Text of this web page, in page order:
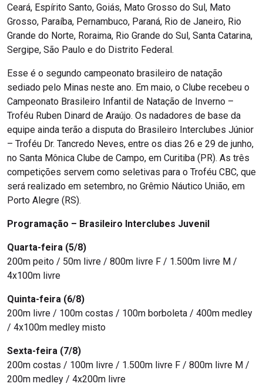
Ceará, Espírito Santo, Goiás, Mato Grosso do Sul, Mato
Grosso, Paraíba, Pernambuco, Paraná, Rio de Janeiro, Rio
Grande do Norte, Roraima, Rio Grande do Sul, Santa Catarina,
Sergipe, São Paulo e do Distrito Federal.
Esse é o segundo campeonato brasileiro de natação
sediado pelo Minas neste ano. Em maio, o Clube recebeu o
Campeonato Brasileiro Infantil de Natação de Inverno –
Troféu Ruben Dinard de Araújo. Os nadadores de base da
equipe ainda terão a disputa do Brasileiro Interclubes Júnior
– Troféu Dr. Tancredo Neves, entre os dias 26 e 29 de junho,
no Santa Mônica Clube de Campo, em Curitiba (PR). As três
competições servem como seletivas para o Troféu CBC, que
será realizado em setembro, no Grêmio Náutico União, em
Porto Alegre (RS).
Programação – Brasileiro Interclubes Juvenil
Quarta-feira (5/8)
200m peito / 50m livre / 800m livre F / 1.500m livre M /
4x100m livre
Quinta-feira (6/8)
200m livre / 100m costas / 100m borboleta / 400m medley
/ 4x100m medley misto
Sexta-feira (7/8)
200m costas / 100m livre / 1.500m livre F / 800m livre M /
200m medley / 4x200m livre